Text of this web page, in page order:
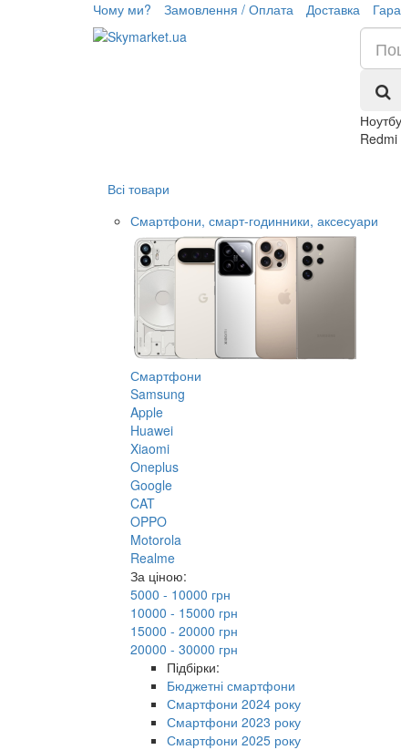
Чому ми? Замовлення / Оплата Доставка
Всі товари
Смартфони, смарт-годинники, аксесуари
Смартфони
Samsung
Apple
Huawei
Xiaomi
Oneplus
Google
CAT
OPPO
Motorola
Realme
За ціною:
5000 - 10000 грн
10000 - 15000 грн
15000 - 20000 грн
20000 - 30000 грн
Підбірки:
Бюджетні смартфони
Смартфони 2024 року
Смартфони 2023 року
Смартфони 2025 року